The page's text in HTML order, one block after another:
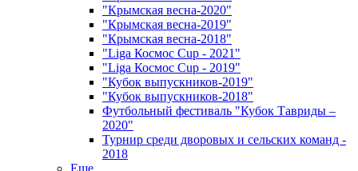
"Крымская весна-2020"
"Крымская весна-2019"
"Крымская весна-2018"
"Liga Космос Cup - 2021"
"Liga Космос Cup - 2019"
"Кубок выпускников-2019"
"Кубок выпускников-2018"
Футбольный фестиваль "Кубок Тавриды –
2020"
Турнир среди дворовых и сельских команд -
2018
Еще